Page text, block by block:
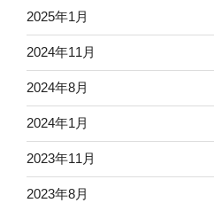
2025年1月
2024年11月
2024年8月
2024年1月
2023年11月
2023年8月